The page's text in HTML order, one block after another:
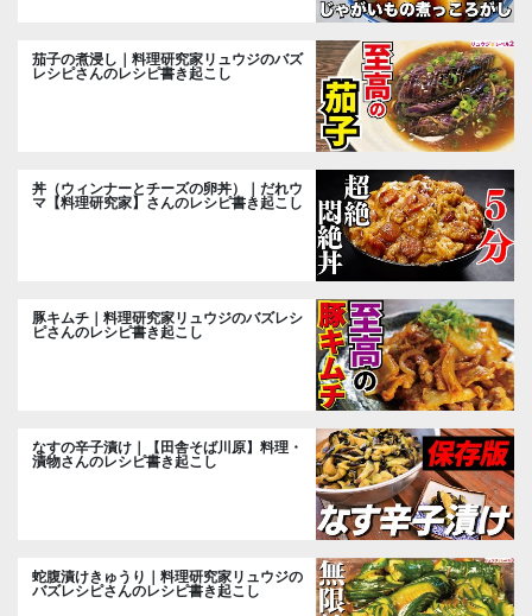
茄子の煮浸し｜料理研究家リュウジのバズ
レシピさんのレシピ書き起こし
丼（ウィンナーとチーズの卵丼）｜だれウ
マ【料理研究家】さんのレシピ書き起こし
豚キムチ｜料理研究家リュウジのバズレシ
ピさんのレシピ書き起こし
なすの辛子漬け｜【田舎そば川原】料理・
漬物さんのレシピ書き起こし
蛇腹漬けきゅうり｜料理研究家リュウジの
バズレシピさんのレシピ書き起こし